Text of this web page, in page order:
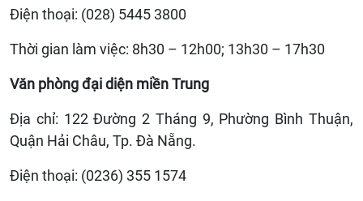
Điện thoại: (028) 5445 3800
Thời gian làm việc: 8h30 – 12h00; 13h30 – 17h30
Văn phòng đại diện miền Trung
Địa chỉ: 122 Đường 2 Tháng 9, Phường Bình Thuận,
Quận Hải Châu, Tp. Đà Nẵng.
Điện thoại: (0236) 355 1574